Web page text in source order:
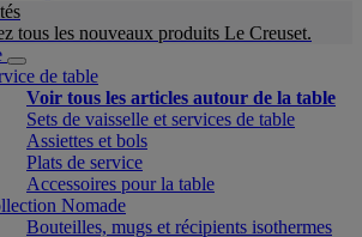
tous les nouveaux produits Le Creuset.
de table
Voir tous les articles autour de la table
Sets de vaisselle et services de table
Assiettes et bols
Plats de service
Accessoires pour la table
Nomade
Bouteilles, mugs et récipients isothermes